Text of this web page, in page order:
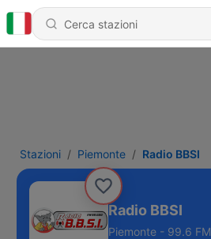
Stazioni Piemonte Radio BBSI
Radio BBSI
Piemonte - 99.6 FM